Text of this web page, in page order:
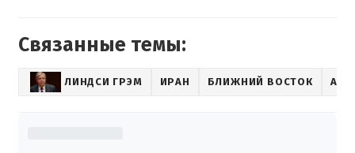
Связанные темы:
ЛИНДСИ ГРЭМ ИРАН БЛИЖНИЙ ВОСТОК